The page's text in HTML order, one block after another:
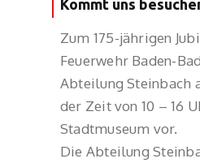
Kommt uns
Zum 175-jährigen
Feuerwehr Baden-
Abteilung Steinbach
der Zeit von 10 – 16
Stadtmuseum vor.
Die Abteilung